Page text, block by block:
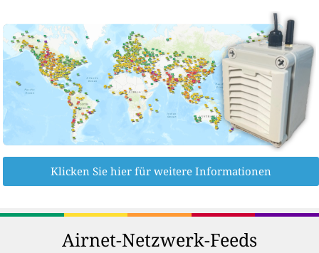
Klicken Sie hier für weitere Informationen
Airnet-Netzwerk-Feeds